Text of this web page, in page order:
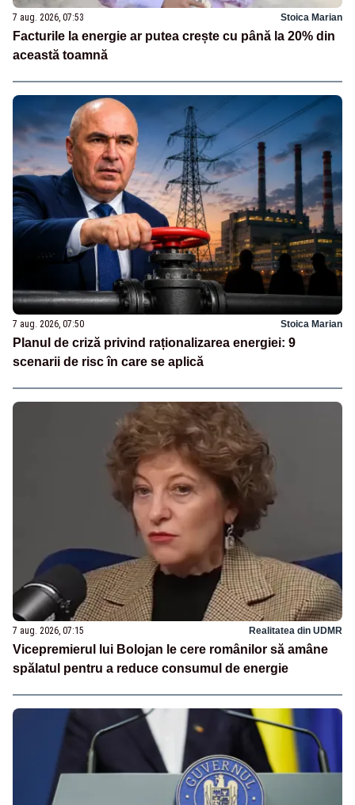
7 aug. 2026, 07:53 Stoica Marian
Facturile la energie ar putea crește cu până la 20% din
această toamnă
7 aug. 2026, 07:50 Stoica Marian
Planul de criză privind raționalizarea energiei: 9
scenarii de risc în care se aplică
7 aug. 2026, 07:15 Realitatea din UDMR
Vicepremierul lui Bolojan le cere românilor să amâne
spălatul pentru a reduce consumul de energie